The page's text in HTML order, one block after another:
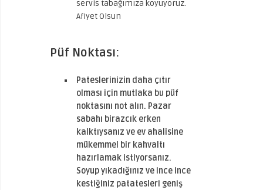
servis tabağımıza koyuyoruz.
Afiyet Olsun
Püf Noktası:
Pateslerinizin daha çıtır
olması için mutlaka bu püf
noktasını not alın. Pazar
sabahı birazcık erken
kalktıysanız ve ev ahalisine
mükemmel bir kahvaltı
hazırlamak istiyorsanız.
Soyup yıkadığınız ve ince ince
kestiğiniz patatesleri geniş